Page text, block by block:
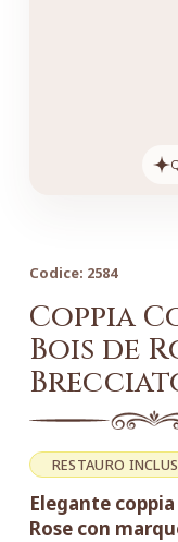
Codice: 2584
Coppia
Bois de
RESTAURO
Elegante
Rose con